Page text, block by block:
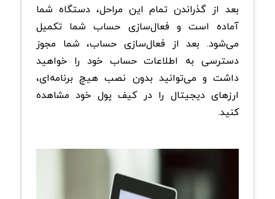
بعد از گذراندن تمام این مراحل، دستگاه شما
آماده است و فعال‌سازی حساب شما تکمیل
می‌شود. بعد از فعال‌سازی حساب، شما مجوز
دسترسی به اطلاعات حساب خود را خواهید
داشت و می‌توانید بدون نصب هیچ برنامه‌ای،
ارزهای دیجیتال را در کیف پول خود مشاهده
کنید.